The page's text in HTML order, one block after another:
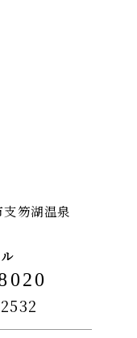
笏湖温泉